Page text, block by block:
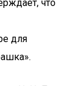
что
для